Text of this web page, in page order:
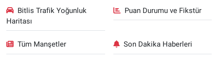
Bitlis Trafik Yoğunluk
Haritası
Puan Durumu ve Fikstür
Tüm Manşetler Son Dakika Haberleri